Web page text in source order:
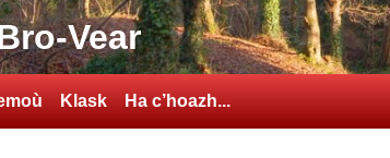
Vear
Klask Ha c’hoazh...